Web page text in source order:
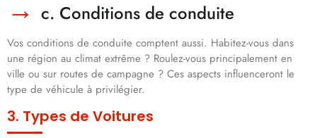
c. Conditions de conduite
Vos conditions de conduite comptent aussi. Habitez-vous dans
une région au climat extrême ? Roulez-vous principalement en
ville ou sur routes de campagne ? Ces aspects influenceront le
type de véhicule à privilégier.
3. Types de Voitures